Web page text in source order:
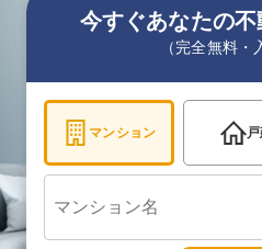
今すぐあなたの
（完全無料・
マンション